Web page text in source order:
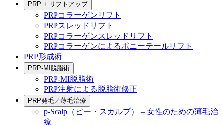
PRP + リフトアップ
PRPコラーゲンリフト
PRPスレッドリフト
PRPコラーゲンスレッドリフト
PRPコラーゲンによるポニーテールリフト
PRP形成術
PRP-MI脱脂術
PRP-MI脱脂術
PRP注射による脱脂術修正
PRP発毛／薄毛治療
p-Scalp（ピー・スカルプ） – 女性のための薄毛治
療